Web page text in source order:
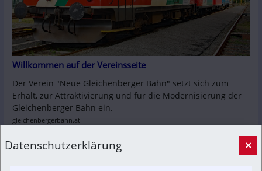
Willkommen auf der Vereinsseite
Der Verein "Neue Gleichenberger Bahn" setzt sich zum
Erhalt, zur Attraktivierung und für die Modernisierung der
Gleichenberger Bahn ein.
gleichenbergerbahn.at
Datenschutzerklärung ×